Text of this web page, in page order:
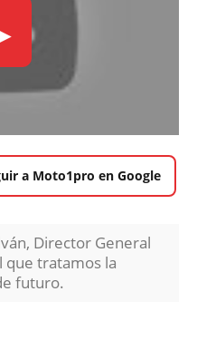
a Moto1pro en Google
Director General
que tratamos la
futuro.